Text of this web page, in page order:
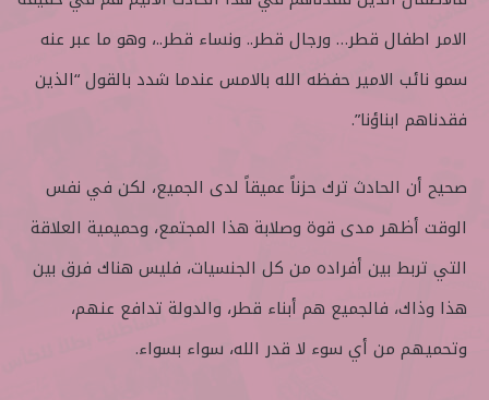
الامر اطفال قطر… ورجال قطر.. ونساء قطر..، وهو ما عبر عنه
سمو نائب الامير حفظه الله بالامس عندما شدد بالقول “الذين
فقدناهم ابناؤنا”.
صحيح أن الحادث ترك حزناً عميقاً لدى الجميع، لكن في نفس
الوقت أظهر مدى قوة وصلابة هذا المجتمع، وحميمية العلاقة
التي تربط بين أفراده من كل الجنسيات، فليس هناك فرق بين
هذا وذاك، فالجميع هم أبناء قطر، والدولة تدافع عنهم،
وتحميهم من أي سوء لا قدر الله، سواء بسواء.